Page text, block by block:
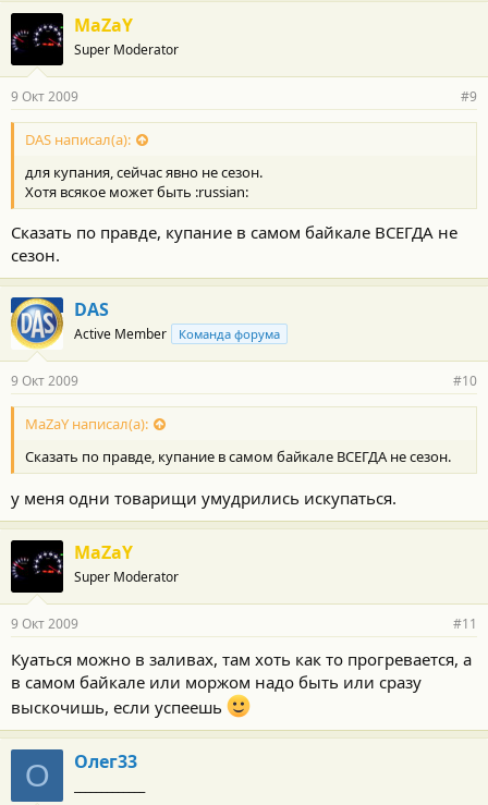
MaZaY
Super Moderator
9 Окт 2009 #9
DAS написал(а):
для купания, сейчас явно не сезон.
Хотя всякое может быть :russian:
Сказать по правде, купание в самом байкале ВСЕГДА не
сезон.
DAS
Active Member Команда форума
9 Окт 2009 #10
MaZaY написал(а):
Сказать по правде, купание в самом байкале ВСЕГДА не сезон.
у меня одни товарищи умудрились искупаться.
MaZaY
Super Moderator
9 Окт 2009 #11
Куаться можно в заливах, там хоть как то прогревается, а
в самом байкале или моржом надо быть или сразу
выскочишь, если успеешь
О Олег33